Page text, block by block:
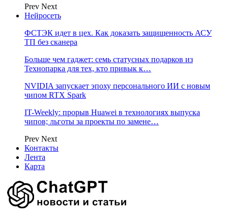
Prev Next
Нейросеть
ФСТЭК идет в цех. Как доказать защищенность АСУ
ТП без сканера
Больше чем гаджет: семь статусных подарков из
Технопарка для тех, кто привык к…
NVIDIA запускает эпоху персонального ИИ с новым
чипом RTX Spark
IT-Weekly: прорыв Huawei в технологиях выпуска
чипов; льготы за проекты по замене…
Prev Next
Контакты
Лента
Карта